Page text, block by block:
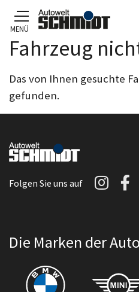
Zum Hauptinhalt
MENÜ
Fahrzeug
Das von Ihnen gesuchte
gefunden.
Folgen Sie uns auf
Die Marken der